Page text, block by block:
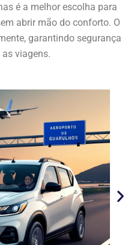
é a melhor escolha para
abrir mão do conforto. O
garantindo segurança
viagens.